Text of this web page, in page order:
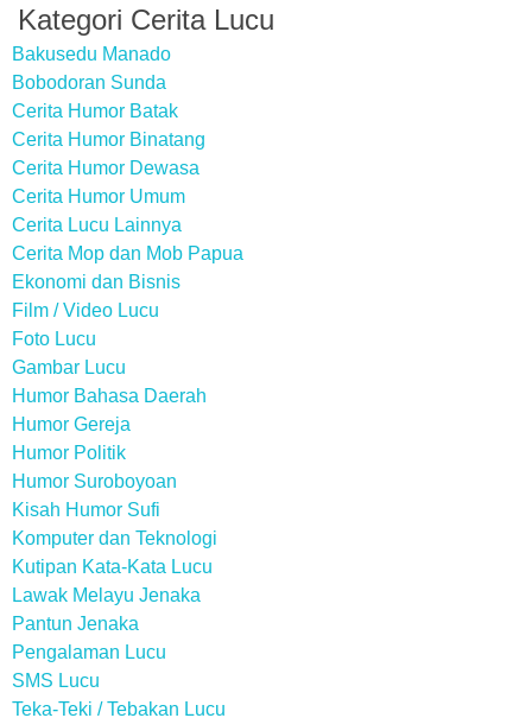
Kategori Cerita Lucu
Bakusedu Manado
Bobodoran Sunda
Cerita Humor Batak
Cerita Humor Binatang
Cerita Humor Dewasa
Cerita Humor Umum
Cerita Lucu Lainnya
Cerita Mop dan Mob Papua
Ekonomi dan Bisnis
Film / Video Lucu
Foto Lucu
Gambar Lucu
Humor Bahasa Daerah
Humor Gereja
Humor Politik
Humor Suroboyoan
Kisah Humor Sufi
Komputer dan Teknologi
Kutipan Kata-Kata Lucu
Lawak Melayu Jenaka
Pantun Jenaka
Pengalaman Lucu
SMS Lucu
Teka-Teki / Tebakan Lucu